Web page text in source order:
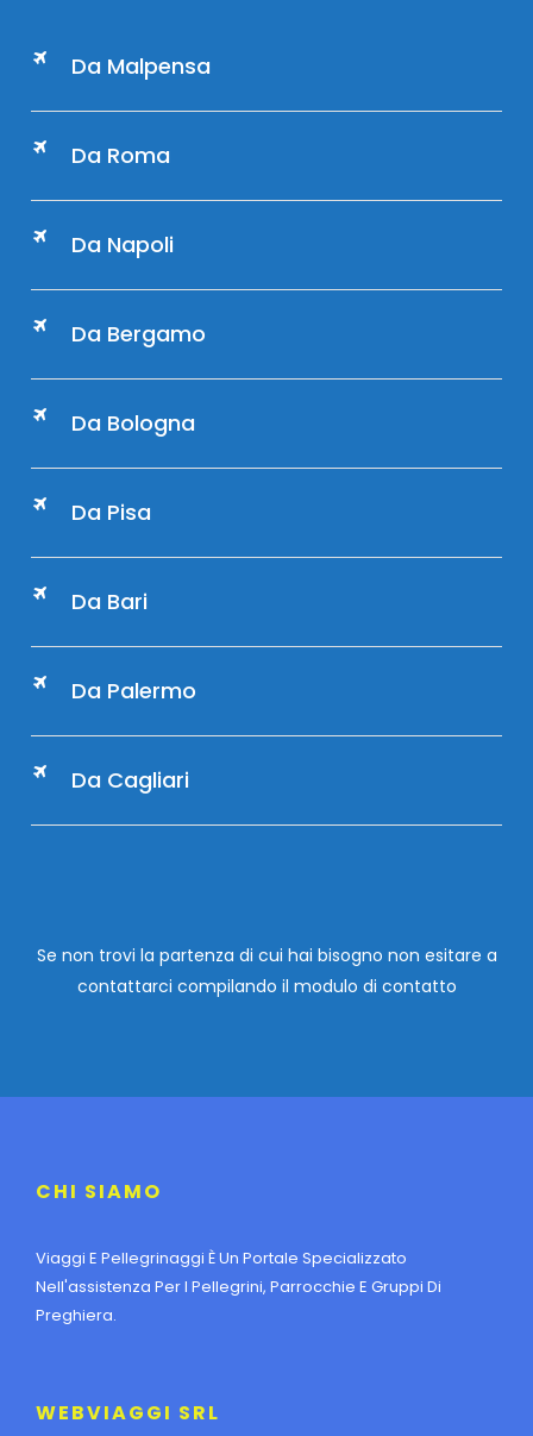
Da Malpensa
Da Roma
Da Napoli
Da Bergamo
Da Bologna
Da Pisa
Da Bari
Da Palermo
Da Cagliari
Se non trovi la partenza di cui hai bisogno non esitare a
contattarci compilando il modulo di contatto
CHI SIAMO
Viaggi E Pellegrinaggi È Un Portale Specializzato
Nell'assistenza Per I Pellegrini, Parrocchie E Gruppi Di
Preghiera.
WEBVIAGGI SRL